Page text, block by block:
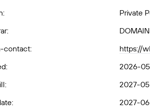
:
Private
:
contact:
https://
:
2026-
:
2027-
: 2027-